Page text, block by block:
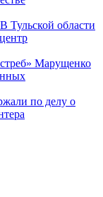
Тульской области
Марущенко
по делу о